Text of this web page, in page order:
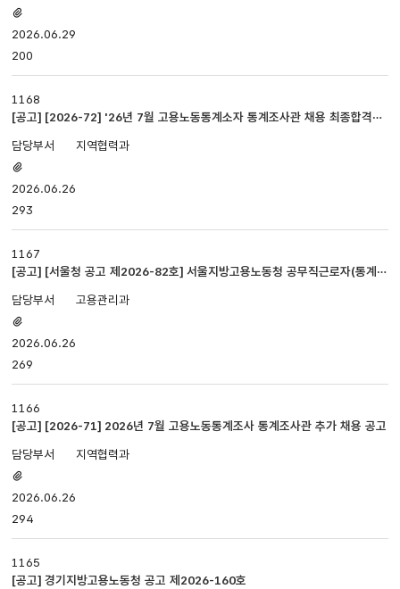
있음
2026.06.29
200
1168
[공고] [2026-72] '26년 7월 고용노동통계소자 통계조사관 채용 최종합격자
지역협력과
있음
2026.06.26
293
1167
[공고] [서울청 공고 제2026-82호] 서울지방고용노동청 공무직근로자(통계조
고용관리과
있음
2026.06.26
269
1166
[공고] [2026-71] 2026년 7월 고용노동통계조사 통계조사관 추가 채용 공고
지역협력과
있음
2026.06.26
294
1165
[공고] 경기지방고용노동청 공고 제2026-160호